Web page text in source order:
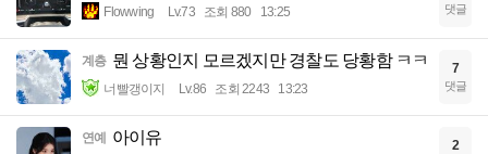
Flowwing Lv.73 조회 880 13:25 댓글
계층 뭔 상황인지 모르겠지만 경찰도 당황함 ㅋㅋ
너빨갱이지 Lv.86 조회 2243 13:23
7
댓글
연예 아이유 2